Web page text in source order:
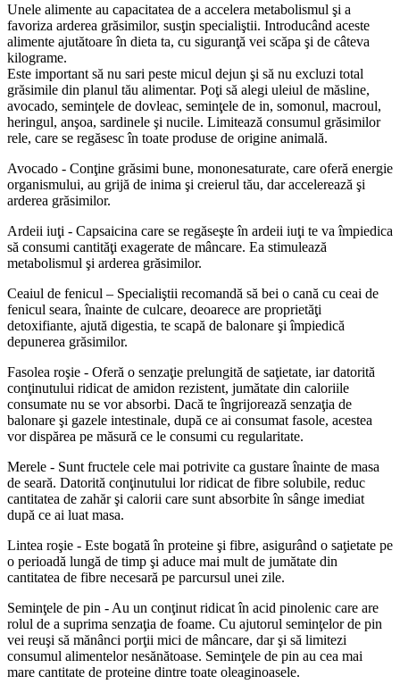
Unele alimente au capacitatea de a accelera metabolismul şi a
favoriza arderea grăsimilor, susţin specialiştii. Introducând aceste
alimente ajutătoare în dieta ta, cu siguranţă vei scăpa şi de câteva
kilograme.
Este important să nu sari peste micul dejun şi să nu excluzi total
grăsimile din planul tău alimentar. Poţi să alegi uleiul de măsline,
avocado, seminţele de dovleac, seminţele de in, somonul, macroul,
heringul, anşoa, sardinele şi nucile. Limitează consumul grăsimilor
rele, care se regăsesc în toate produse de origine animală.
Avocado - Conţine grăsimi bune, mononesaturate, care oferă energie
organismului, au grijă de inima şi creierul tău, dar accelerează şi
arderea grăsimilor.
Ardeii iuţi - Capsaicina care se regăseşte în ardeii iuţi te va împiedica
să consumi cantităţi exagerate de mâncare. Ea stimulează
metabolismul şi arderea grăsimilor.
Ceaiul de fenicul – Specialiştii recomandă să bei o cană cu ceai de
fenicul seara, înainte de culcare, deoarece are proprietăţi
detoxifiante, ajută digestia, te scapă de balonare şi împiedică
depunerea grăsimilor.
Fasolea roşie - Oferă o senzaţie prelungită de saţietate, iar datorită
conţinutului ridicat de amidon rezistent, jumătate din caloriile
consumate nu se vor absorbi. Dacă te îngrijorează senzaţia de
balonare şi gazele intestinale, după ce ai consumat fasole, acestea
vor dispărea pe măsură ce le consumi cu regularitate.
Merele - Sunt fructele cele mai potrivite ca gustare înainte de masa
de seară. Datorită conţinutului lor ridicat de fibre solubile, reduc
cantitatea de zahăr şi calorii care sunt absorbite în sânge imediat
după ce ai luat masa.
Lintea roşie - Este bogată în proteine şi fibre, asigurând o saţietate pe
o perioadă lungă de timp şi aduce mai mult de jumătate din
cantitatea de fibre necesară pe parcursul unei zile.
Seminţele de pin - Au un conţinut ridicat în acid pinolenic care are
rolul de a suprima senzaţia de foame. Cu ajutorul seminţelor de pin
vei reuşi să mănânci porţii mici de mâncare, dar şi să limitezi
consumul alimentelor nesănătoase. Seminţele de pin au cea mai
mare cantitate de proteine dintre toate oleaginoasele.